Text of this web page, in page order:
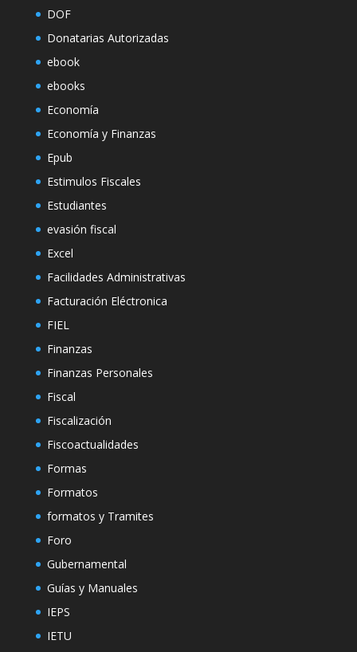
DOF
Donatarias Autorizadas
ebook
ebooks
Economía
Economía y Finanzas
Epub
Estimulos Fiscales
Estudiantes
evasión fiscal
Excel
Facilidades Administrativas
Facturación Eléctronica
FIEL
Finanzas
Finanzas Personales
Fiscal
Fiscalización
Fiscoactualidades
Formas
Formatos
formatos y Tramites
Foro
Gubernamental
Guías y Manuales
IEPS
IETU